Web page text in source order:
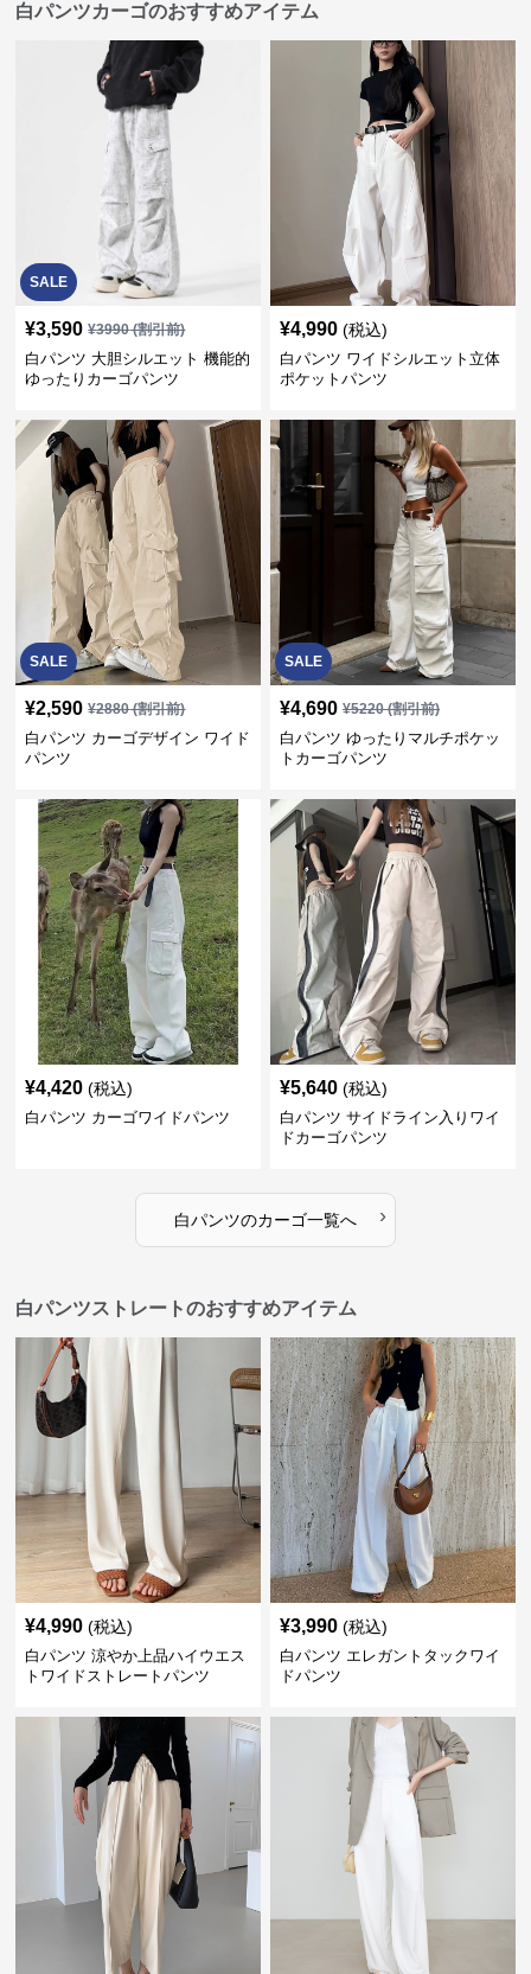
白パンツカーゴのおすすめアイテム
SALE
¥3,590 ¥3990(割引前)
白パンツ 大胆シルエット 機能的
ゆったりカーゴパンツ
¥4,990 (税込)
白パンツ ワイドシルエット立体
ポケットパンツ
SALE
¥2,590 ¥2880(割引前)
白パンツ カーゴデザイン ワイド
パンツ
SALE
¥4,690 ¥5220(割引前)
白パンツ ゆったりマルチポケッ
トカーゴパンツ
¥4,420 (税込)
白パンツ カーゴワイドパンツ
¥5,640 (税込)
白パンツ サイドライン入りワイ
ドカーゴパンツ
白パンツのカーゴ一覧へ ›
白パンツストレートのおすすめアイテム
¥4,990 (税込)
白パンツ 涼やか上品ハイウエス
トワイドストレートパンツ
¥3,990 (税込)
白パンツ エレガントタックワイ
ドパンツ